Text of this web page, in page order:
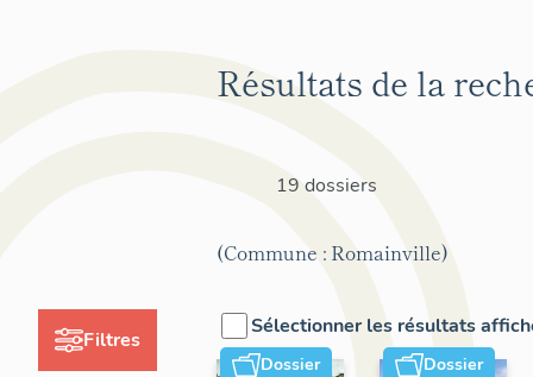
Filtres
Résultats de la
19 dossiers
(Commune : Romainville)
Sélectionner les résultats
Dossier Dossier